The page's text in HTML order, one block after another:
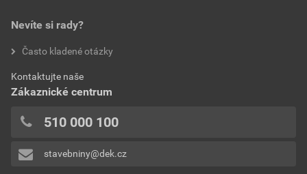
Nevíte si rady?
Často kladené otázky
Kontaktujte naše
Zákaznické centrum
510 000 100
stavebniny@dek.cz